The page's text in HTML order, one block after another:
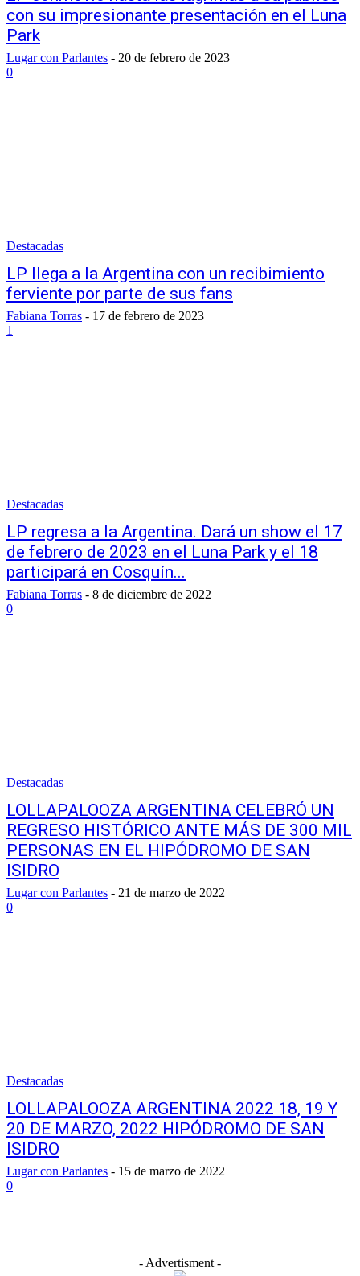
con su impresionante presentación en el Luna
Park
Lugar con Parlantes - 20 de febrero de 2023
0
Destacadas
LP llega a la Argentina con un recibimiento
ferviente por parte de sus fans
Fabiana Torras - 17 de febrero de 2023
1
Destacadas
LP regresa a la Argentina. Dará un show el 17
de febrero de 2023 en el Luna Park y el 18
participará en Cosquín...
Fabiana Torras - 8 de diciembre de 2022
0
Destacadas
LOLLAPALOOZA ARGENTINA CELEBRÓ UN
REGRESO HISTÓRICO ANTE MÁS DE 300 MIL
PERSONAS EN EL HIPÓDROMO DE SAN
ISIDRO
Lugar con Parlantes - 21 de marzo de 2022
0
Destacadas
LOLLAPALOOZA ARGENTINA 2022 18, 19 Y
20 DE MARZO, 2022 HIPÓDROMO DE SAN
ISIDRO
Lugar con Parlantes - 15 de marzo de 2022
0
- Advertisment -